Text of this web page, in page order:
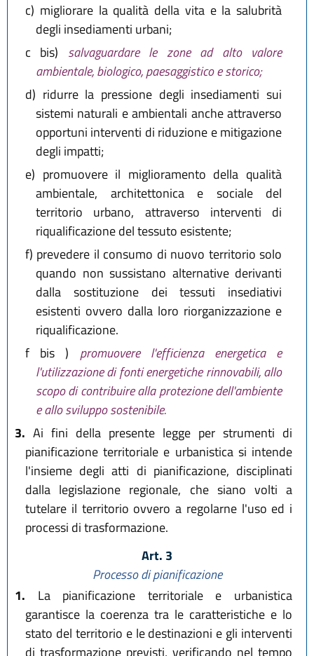
c) migliorare la qualità della vita e la salubrità
degli insediamenti urbani;
c bis) salvaguardare le zone ad alto valore
ambientale, biologico, paesaggistico e storico;
d) ridurre la pressione degli insediamenti sui
sistemi naturali e ambientali anche attraverso
opportuni interventi di riduzione e mitigazione
degli impatti;
e) promuovere il miglioramento della qualità
ambientale, architettonica e sociale del
territorio urbano, attraverso interventi di
riqualificazione del tessuto esistente;
f) prevedere il consumo di nuovo territorio solo
quando non sussistano alternative derivanti
dalla sostituzione dei tessuti insediativi
esistenti ovvero dalla loro riorganizzazione e
riqualificazione.
f bis )
promuovere l'efficienza energetica e
l'utilizzazione di fonti energetiche rinnovabili, allo
scopo di contribuire alla protezione dell'ambiente
e allo sviluppo sostenibile.
3. Ai fini della presente legge per strumenti di
pianificazione territoriale e urbanistica si intende
l'insieme degli atti di pianificazione, disciplinati
dalla legislazione regionale, che siano volti a
tutelare il territorio ovvero a regolarne l'uso ed i
processi di trasformazione.
Art. 3
Processo di pianificazione
1. La pianificazione territoriale e urbanistica
garantisce la coerenza tra le caratteristiche e lo
stato del territorio e le destinazioni e gli interventi
di trasformazione previsti, verificando nel tempo